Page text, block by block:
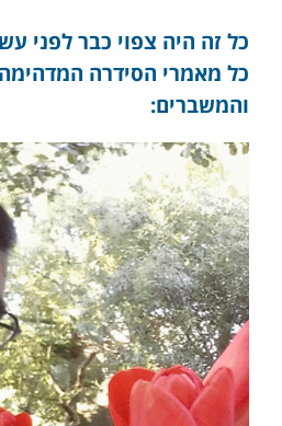
כל זה היה צפוי כבר לפני
כל מאמרי הסידרה
והמשברים: